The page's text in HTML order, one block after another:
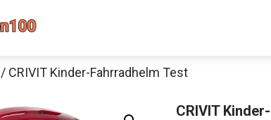
/ CRIVIT Kinder-Fahrradhelm Test
CRIVIT